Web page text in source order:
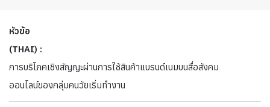
หัวข้อ
(THAI) :
การบริโภคเชิงสัญญะผ่านการใช้สินค้าแบรนด์เนมบนสื่อสังคม
ออนไลน์ของกลุ่มคนวัยเริ่มทำงาน